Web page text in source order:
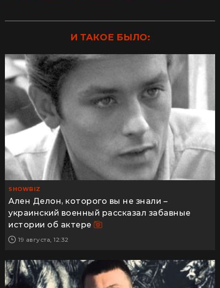
И ТАКОЕ БЫЛО:
SHOWBIZ
Ален Делон, которого вы не знали –
украинский военный рассказал забавные
истории об актере
19 августа, 12:32